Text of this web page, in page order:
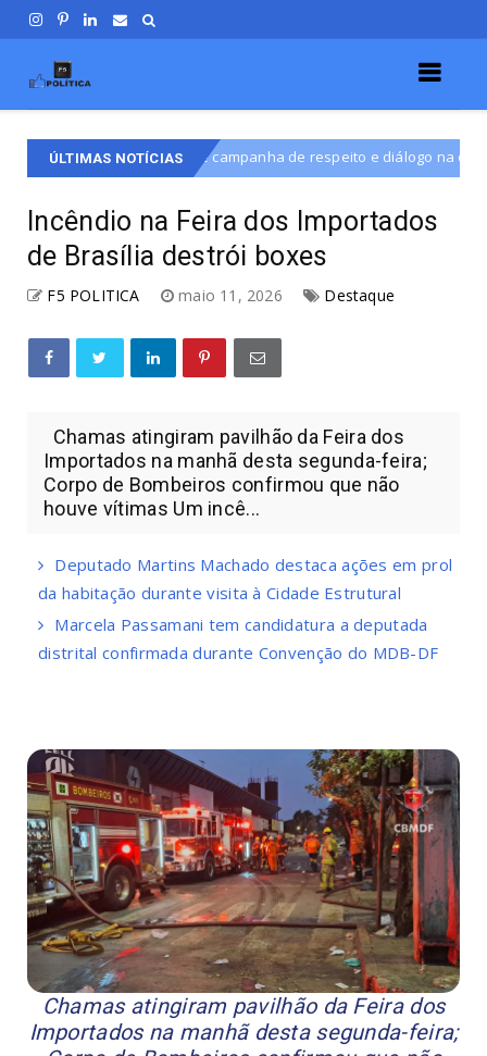
ÚLTIMAS NOTÍCIAS
campanha de respeito e diálogo na disputa por vaga na CLDF
Incêndio na Feira dos Importados
de Brasília destrói boxes
F5 POLITICA maio 11, 2026 Destaque
Chamas atingiram pavilhão da Feira dos
Importados na manhã desta segunda-feira;
Corpo de Bombeiros confirmou que não
houve vítimas Um incê...
Deputado Martins Machado destaca ações em prol
da habitação durante visita à Cidade Estrutural
Marcela Passamani tem candidatura a deputada
distrital confirmada durante Convenção do MDB-DF
Chamas atingiram pavilhão da Feira dos
Importados na manhã desta segunda-feira;